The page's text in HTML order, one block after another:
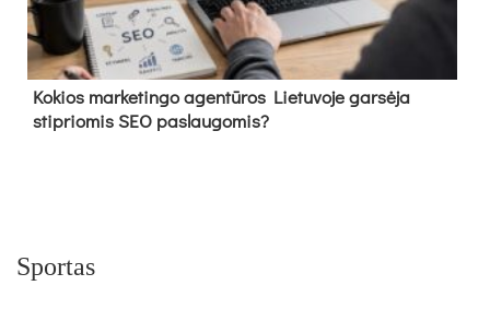
Kokios marketingo agentūros Lietuvoje garsėja
stipriomis SEO paslaugomis?
Sportas